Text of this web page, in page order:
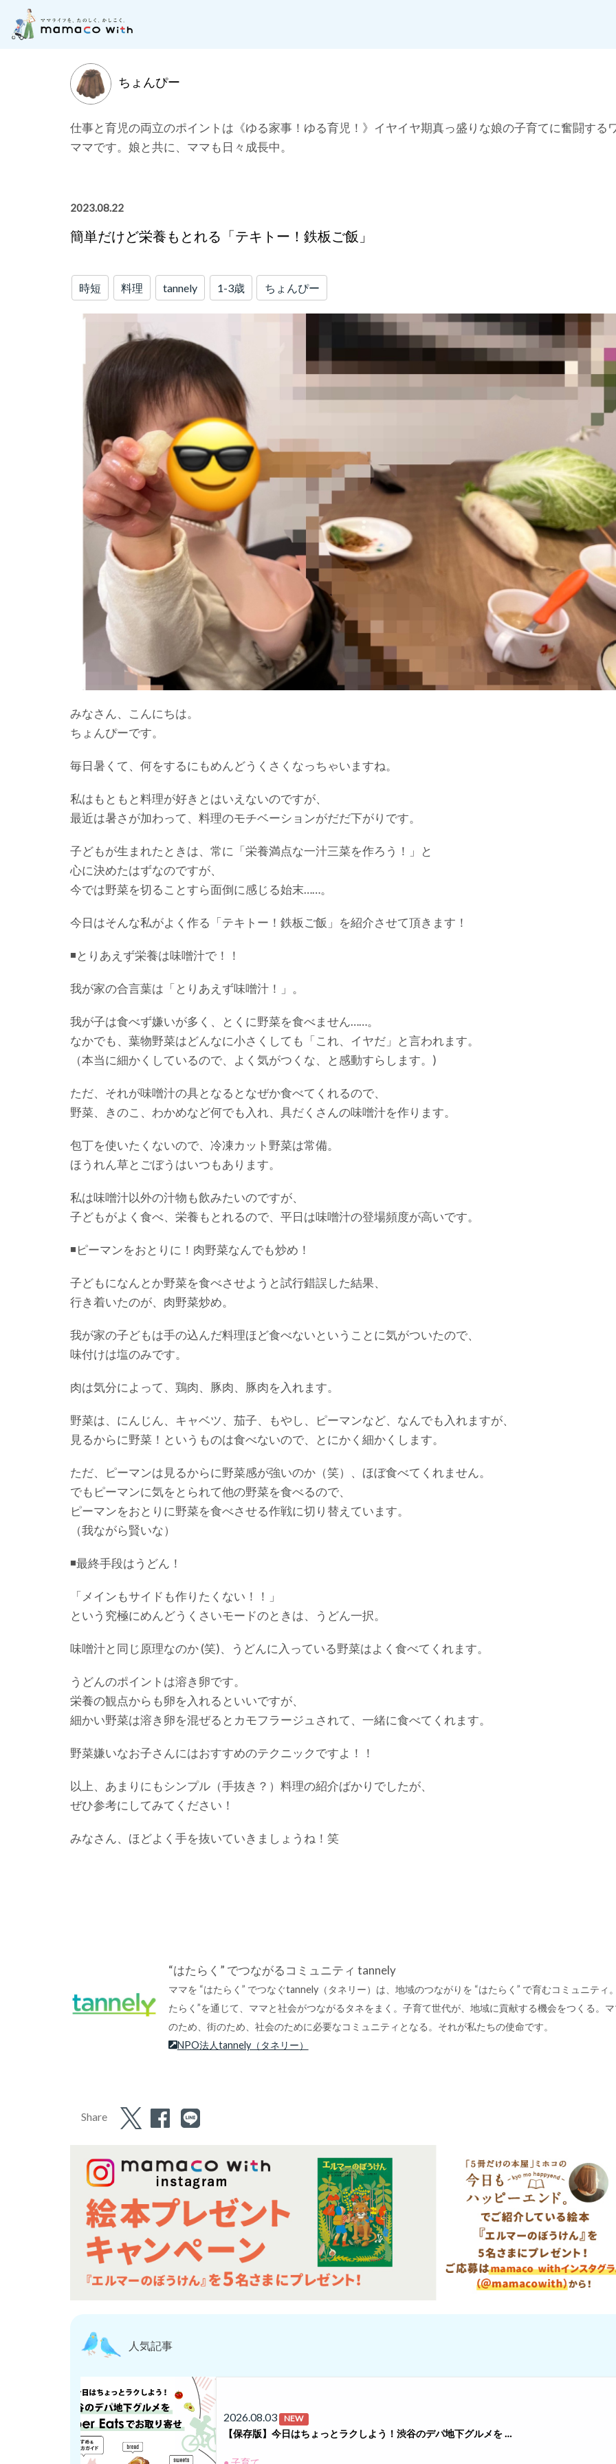
月齢別に記事を探す
ちょんぴー
仕事と育児の両立のポイントは《ゆる家事！ゆる育児！》イヤイヤ期真っ盛りな娘の子育てに奮闘する
ママです。娘と共に、ママも日々成長中。
2023.08.22
簡単だけど栄養もとれる「テキトー！鉄板ご飯」
時短 料理 tannely 1-3歳 ちょんぴー
みなさん、こんにちは。
ちょんぴーです。
毎日暑くて、何をするにもめんどうくさくなっちゃいますね。
私はもともと料理が好きとはいえないのですが、
最近は暑さが加わって、料理のモチベーションがだだ下がりです。
子どもが生まれたときは、常に「栄養満点な一汁三菜を作ろう！」と
心に決めたはずなのですが、
今では野菜を切ることすら面倒に感じる始末……。
今日はそんな私がよく作る「テキトー！鉄板ご飯」を紹介させて頂きます！
◾️とりあえず栄養は味噌汁で！！
我が家の合言葉は「とりあえず味噌汁！」。
我が子は食べず嫌いが多く、とくに野菜を食べません……。
なかでも、葉物野菜はどんなに小さくしても「これ、イヤだ」と言われます。
（本当に細かくしているので、よく気がつくな、と感動すらします。)
ただ、それが味噌汁の具となるとなぜか食べてくれるので、
野菜、きのこ、わかめなど何でも入れ、具だくさんの味噌汁を作ります。
包丁を使いたくないので、冷凍カット野菜は常備。
ほうれん草とごぼうはいつもあります。
私は味噌汁以外の汁物も飲みたいのですが、
子どもがよく食べ、栄養もとれるので、平日は味噌汁の登場頻度が高いです。
◾️ピーマンをおとりに！肉野菜なんでも炒め！
子どもになんとか野菜を食べさせようと試行錯誤した結果、
行き着いたのが、肉野菜炒め。
我が家の子どもは手の込んだ料理ほど食べないということに気がついたので、
味付けは塩のみです。
肉は気分によって、鶏肉、豚肉、豚肉を入れます。
野菜は、にんじん、キャベツ、茄子、もやし、ピーマンなど、なんでも入れますが、
見るからに野菜！というものは食べないので、とにかく細かくします。
ただ、ピーマンは見るからに野菜感が強いのか（笑）、ほぼ食べてくれません。
でもピーマンに気をとられて他の野菜を食べるので、
ピーマンをおとりに野菜を食べさせる作戦に切り替えています。
（我ながら賢いな）
◾️最終手段はうどん！
「メインもサイドも作りたくない！！」
という究極にめんどうくさいモードのときは、うどん一択。
味噌汁と同じ原理なのか (笑)、うどんに入っている野菜はよく食べてくれます。
うどんのポイントは溶き卵です。
栄養の観点からも卵を入れるといいですが、
細かい野菜は溶き卵を混ぜるとカモフラージュされて、一緒に食べてくれます。
野菜嫌いなお子さんにはおすすめのテクニックですよ！！
以上、あまりにもシンプル（手抜き？）料理の紹介ばかりでしたが、
ぜひ参考にしてみてください！
みなさん、ほどよく手を抜いていきましょうね！笑
“はたらく” でつながるコミュニティ tannely
ママを “はたらく” でつなぐtannely（タネリー）は、地域のつながりを “はたらく” で育むコミュニティ
たらく”を通じて、ママと社会がつながるタネをまく。子育て世代が、地域に貢献する機会をつくる。
のため、街のため、社会のために必要なコミュニティとなる。それが私たちの使命です。
NPO法人tannely（タネリー）
Share
人気記事
2026.08.03 NEW
【保存版】今日はちょっとラクしよう！渋谷のデパ地下グルメを …